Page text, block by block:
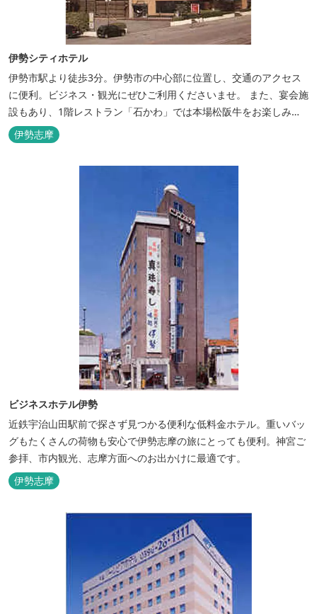
伊勢シティホテル
伊勢市駅より徒歩3分。伊勢市の中心部に位置し、交通のアクセス
に便利。ビジネス・観光にぜひご利用くださいませ。 また、宴会施
設もあり、1階レストラン「石かわ」では本場松阪牛をお楽しみい
ただけます。
伊勢志摩
ビジネスホテル伊勢
近鉄宇治山田駅前で探さず見つかる便利な低料金ホテル。重いバッ
グもたくさんの荷物も安心で伊勢志摩の旅にとっても便利。神宮ご
参拝、市内観光、志摩方面へのお出かけに最適です。
伊勢志摩